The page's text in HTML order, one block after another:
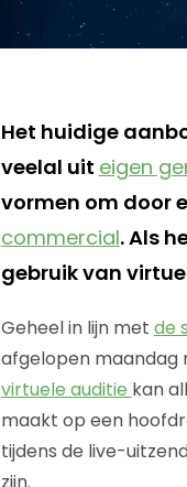
Het huidige
veelal uit eigen
vormen om door
commercial. Als
gebruik van
Geheel in lijn met de
afgelopen maandag
virtuele auditie kan
maakt op een
tijdens de live-
zijn.